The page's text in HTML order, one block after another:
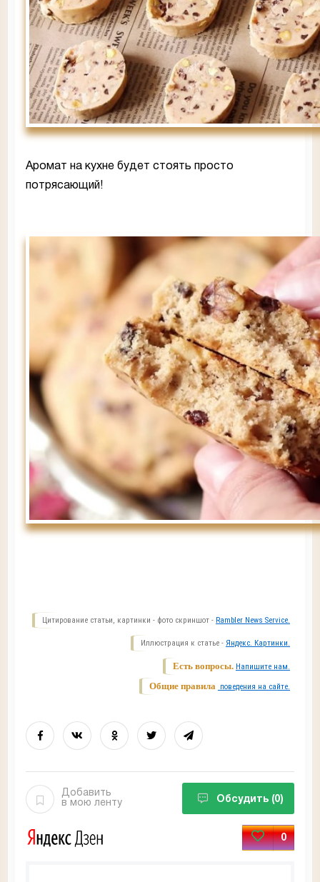
Аромат на кухне будет стоять просто
потрясающий!
Цитирование статьи, картинки - фото скриншот - Rambler News Service.
Иллюстрация к статье - Яндекс. Картинки.
Есть вопросы. Напишите нам.
Общие правила поведения на сайте.
Добавить
в мою ленту
Обсудить (0)
0